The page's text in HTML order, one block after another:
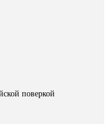
поверкой